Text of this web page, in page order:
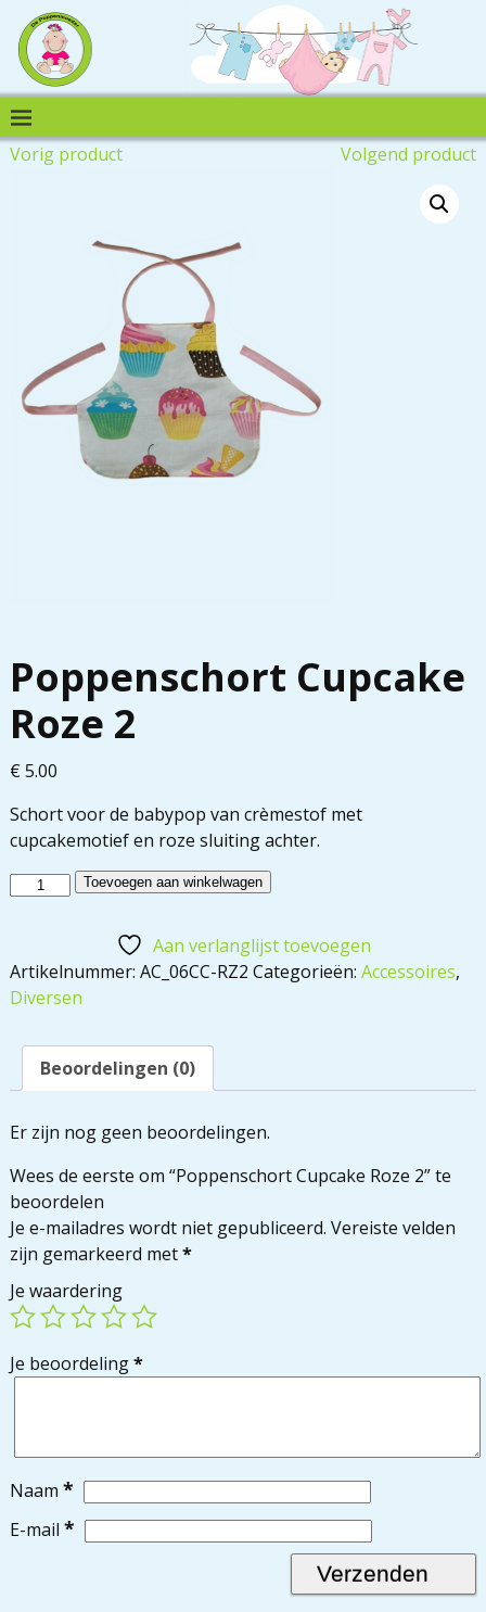
Vorig product Volgend product
Poppenschort Cupcake
Roze 2
€ 5.00
Schort voor de babypop van crèmestof met
cupcakemotief en roze sluiting achter.
Toevoegen aan winkelwagen
Aan verlanglijst toevoegen
Artikelnummer: AC_06CC-RZ2 Categorieën: Accessoires,
Diversen
Beoordelingen (0)
Er zijn nog geen beoordelingen.
Wees de eerste om “Poppenschort Cupcake Roze 2” te
beoordelen
Je e-mailadres wordt niet gepubliceerd. Vereiste velden
zijn gemarkeerd met*
Je waardering
Je beoordeling*
Naam *
E-mail *